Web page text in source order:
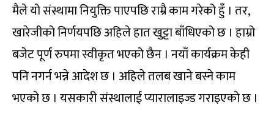
मैले यो संस्थामा नियुक्ति पाएपछि राम्रै काम गरेको हुँ । तर,
खारेजीको निर्णयपछि अहिले हात खुट्टा बाँधिएको छ । हाम्रो
बजेट पूर्ण रुपमा स्वीकृत भएको छैन । नयाँ कार्यक्रम केही
पनि नगर्न भन्ने आदेश छ । अहिले तलब खाने बस्ने काम
भएको छ । यसकारी संस्थालाई प्यारालाइज्ड गराइएको छ ।